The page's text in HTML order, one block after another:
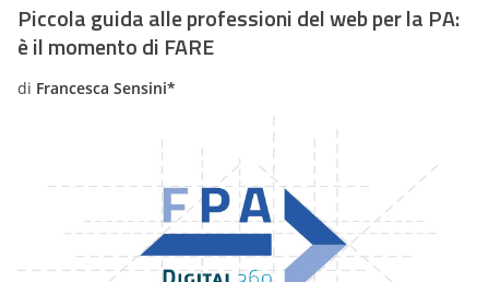
Piccola guida alle professioni del web per la PA:
è il momento di FARE
di Francesca Sensini*